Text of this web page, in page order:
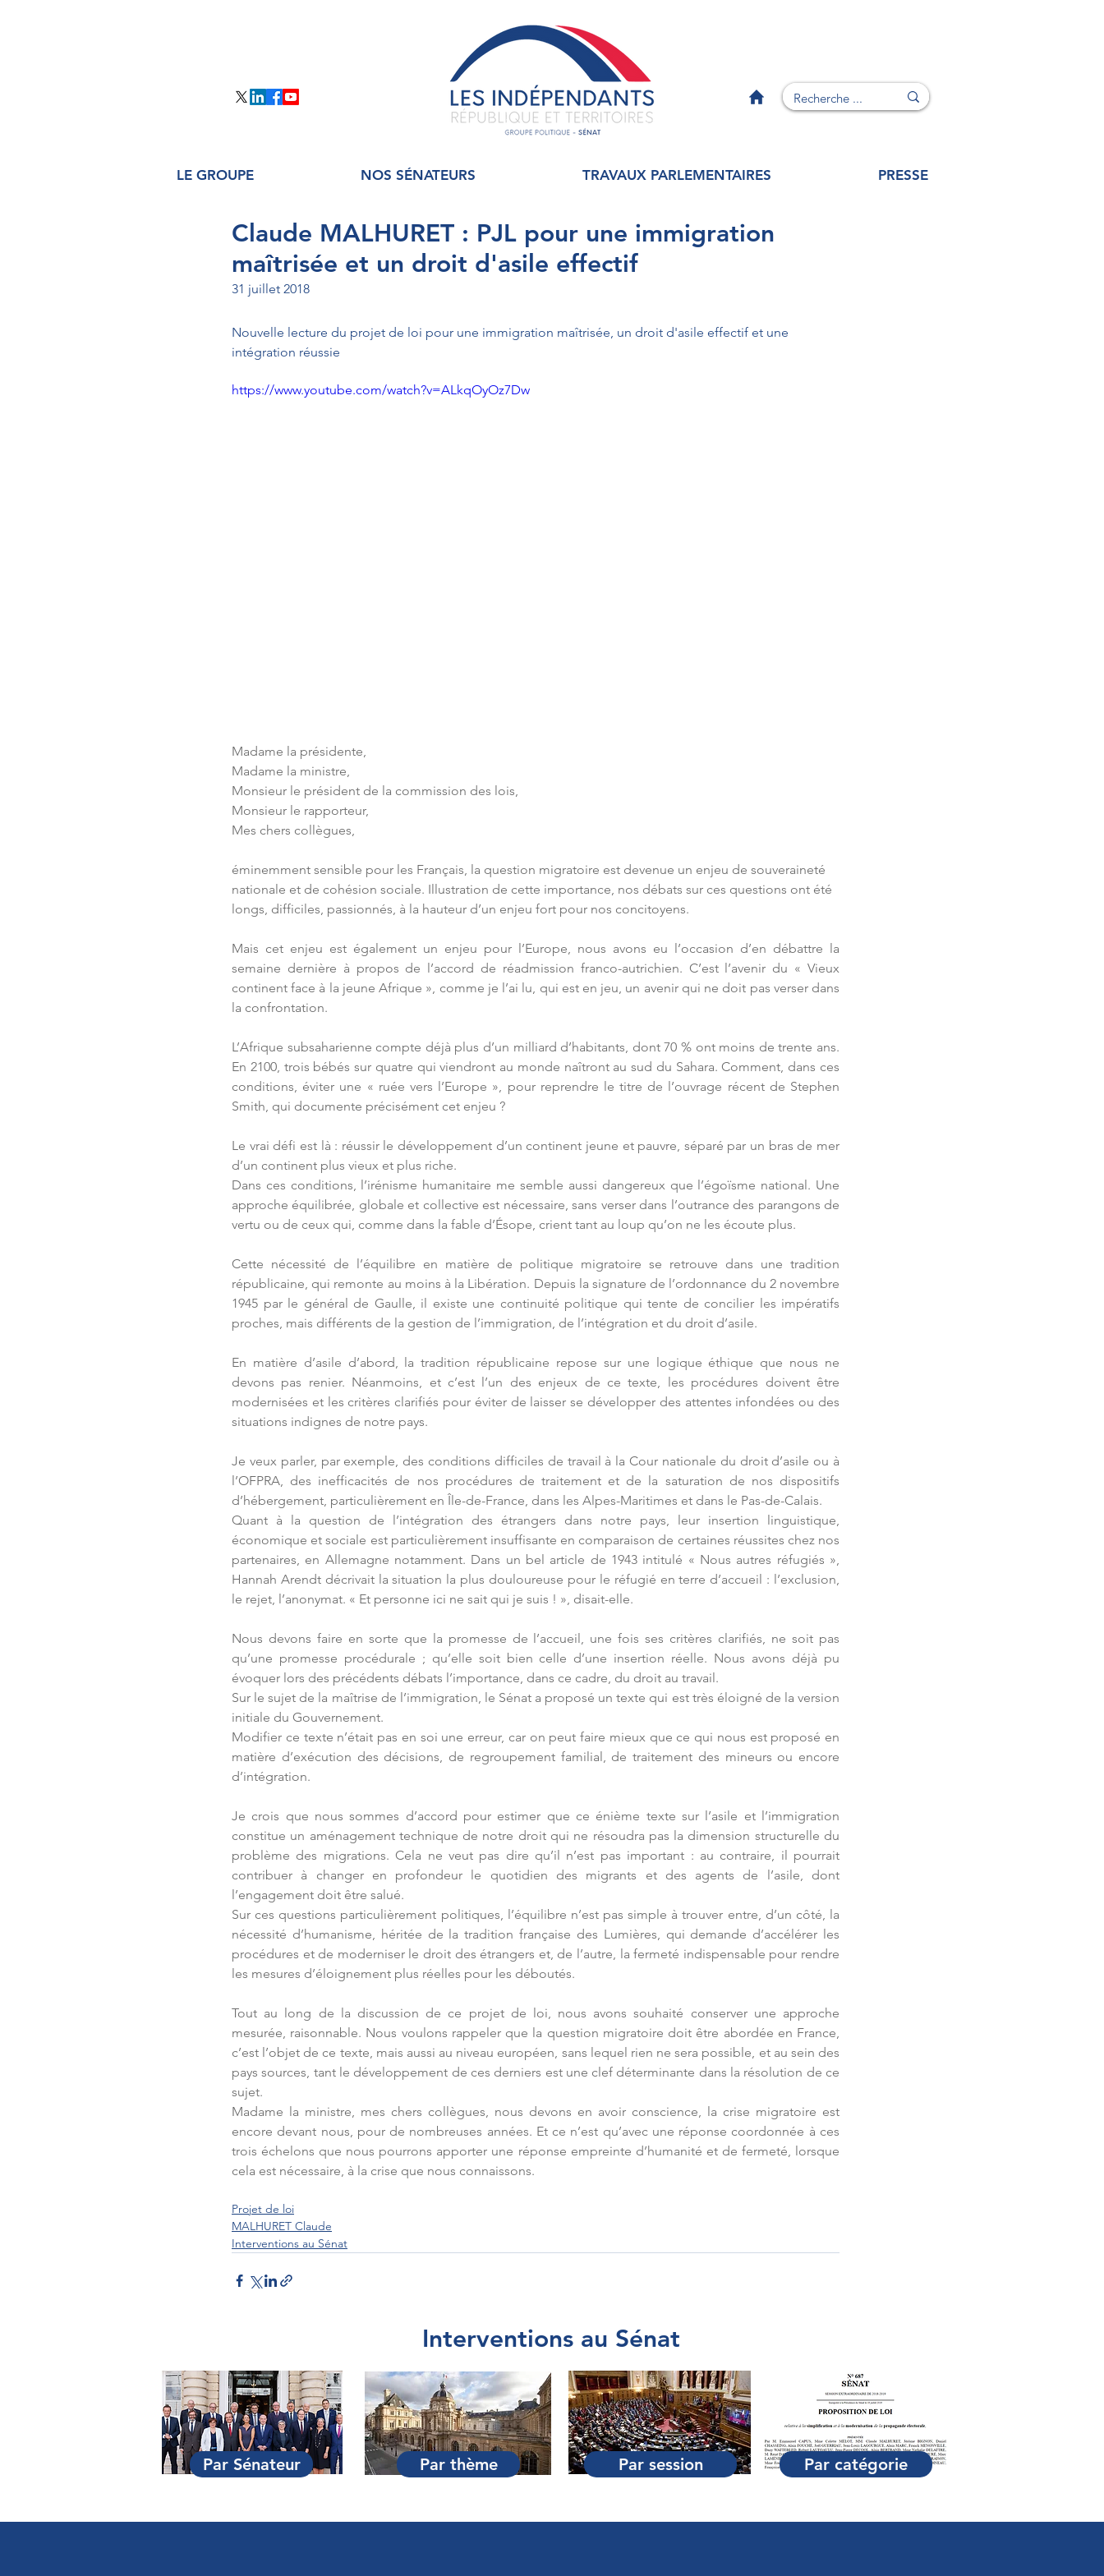
LE GROUPE NOS SÉNATEURS TRAVAUX PARLEMENTAIRES PRESSE
Claude MALHURET : PJL pour une immigration
maîtrisée et un droit d'asile effectif
31 juillet 2018
Nouvelle lecture du projet de loi pour une immigration maîtrisée, un droit d'asile effectif et une
intégration réussie
https://www.youtube.com/watch?v=ALkqOyOz7Dw
Madame la présidente,
Madame la ministre,
Monsieur le président de la commission des lois,
Monsieur le rapporteur,
Mes chers collègues,
éminemment sensible pour les Français, la question migratoire est devenue un enjeu de souveraineté
nationale et de cohésion sociale. Illustration de cette importance, nos débats sur ces questions ont été
longs, difficiles, passionnés, à la hauteur d’un enjeu fort pour nos concitoyens.
Mais cet enjeu est également un enjeu pour l’Europe, nous avons eu l’occasion d’en débattre la
semaine dernière à propos de l’accord de réadmission franco-autrichien. C’est l’avenir du « Vieux
continent face à la jeune Afrique », comme je l’ai lu, qui est en jeu, un avenir qui ne doit pas verser dans
la confrontation.
L’Afrique subsaharienne compte déjà plus d’un milliard d’habitants, dont 70 % ont moins de trente ans.
En 2100, trois bébés sur quatre qui viendront au monde naîtront au sud du Sahara. Comment, dans ces
conditions, éviter une « ruée vers l’Europe », pour reprendre le titre de l’ouvrage récent de Stephen
Smith, qui documente précisément cet enjeu ?
Le vrai défi est là : réussir le développement d’un continent jeune et pauvre, séparé par un bras de mer
d’un continent plus vieux et plus riche.
Dans ces conditions, l’irénisme humanitaire me semble aussi dangereux que l’égoïsme national. Une
approche équilibrée, globale et collective est nécessaire, sans verser dans l’outrance des parangons de
vertu ou de ceux qui, comme dans la fable d’Ésope, crient tant au loup qu’on ne les écoute plus.
Cette nécessité de l’équilibre en matière de politique migratoire se retrouve dans une tradition
républicaine, qui remonte au moins à la Libération. Depuis la signature de l’ordonnance du 2 novembre
1945 par le général de Gaulle, il existe une continuité politique qui tente de concilier les impératifs
proches, mais différents de la gestion de l’immigration, de l’intégration et du droit d’asile.
En matière d’asile d’abord, la tradition républicaine repose sur une logique éthique que nous ne
devons pas renier. Néanmoins, et c’est l’un des enjeux de ce texte, les procédures doivent être
modernisées et les critères clarifiés pour éviter de laisser se développer des attentes infondées ou des
situations indignes de notre pays.
Je veux parler, par exemple, des conditions difficiles de travail à la Cour nationale du droit d’asile ou à
l’OFPRA, des inefficacités de nos procédures de traitement et de la saturation de nos dispositifs
d’hébergement, particulièrement en Île-de-France, dans les Alpes-Maritimes et dans le Pas-de-Calais.
Quant à la question de l’intégration des étrangers dans notre pays, leur insertion linguistique,
économique et sociale est particulièrement insuffisante en comparaison de certaines réussites chez nos
partenaires, en Allemagne notamment. Dans un bel article de 1943 intitulé « Nous autres réfugiés »,
Hannah Arendt décrivait la situation la plus douloureuse pour le réfugié en terre d’accueil : l’exclusion,
le rejet, l’anonymat. « Et personne ici ne sait qui je suis ! », disait-elle.
Nous devons faire en sorte que la promesse de l’accueil, une fois ses critères clarifiés, ne soit pas
qu’une promesse procédurale ; qu’elle soit bien celle d’une insertion réelle. Nous avons déjà pu
évoquer lors des précédents débats l’importance, dans ce cadre, du droit au travail.
Sur le sujet de la maîtrise de l’immigration, le Sénat a proposé un texte qui est très éloigné de la version
initiale du Gouvernement.
Modifier ce texte n’était pas en soi une erreur, car on peut faire mieux que ce qui nous est proposé en
matière d’exécution des décisions, de regroupement familial, de traitement des mineurs ou encore
d’intégration.
Je crois que nous sommes d’accord pour estimer que ce énième texte sur l’asile et l’immigration
constitue un aménagement technique de notre droit qui ne résoudra pas la dimension structurelle du
problème des migrations. Cela ne veut pas dire qu’il n’est pas important : au contraire, il pourrait
contribuer à changer en profondeur le quotidien des migrants et des agents de l’asile, dont
l’engagement doit être salué.
Sur ces questions particulièrement politiques, l’équilibre n’est pas simple à trouver entre, d’un côté, la
nécessité d’humanisme, héritée de la tradition française des Lumières, qui demande d’accélérer les
procédures et de moderniser le droit des étrangers et, de l’autre, la fermeté indispensable pour rendre
les mesures d’éloignement plus réelles pour les déboutés.
Tout au long de la discussion de ce projet de loi, nous avons souhaité conserver une approche
mesurée, raisonnable. Nous voulons rappeler que la question migratoire doit être abordée en France,
c’est l’objet de ce texte, mais aussi au niveau européen, sans lequel rien ne sera possible, et au sein des
pays sources, tant le développement de ces derniers est une clef déterminante dans la résolution de ce
sujet.
Madame la ministre, mes chers collègues, nous devons en avoir conscience, la crise migratoire est
encore devant nous, pour de nombreuses années. Et ce n’est qu’avec une réponse coordonnée à ces
trois échelons que nous pourrons apporter une réponse empreinte d’humanité et de fermeté, lorsque
cela est nécessaire, à la crise que nous connaissons.
Projet de loi
MALHURET Claude
Interventions au Sénat
Interventions au Sénat
Par Sénateur Par thème Par session Par catégorie